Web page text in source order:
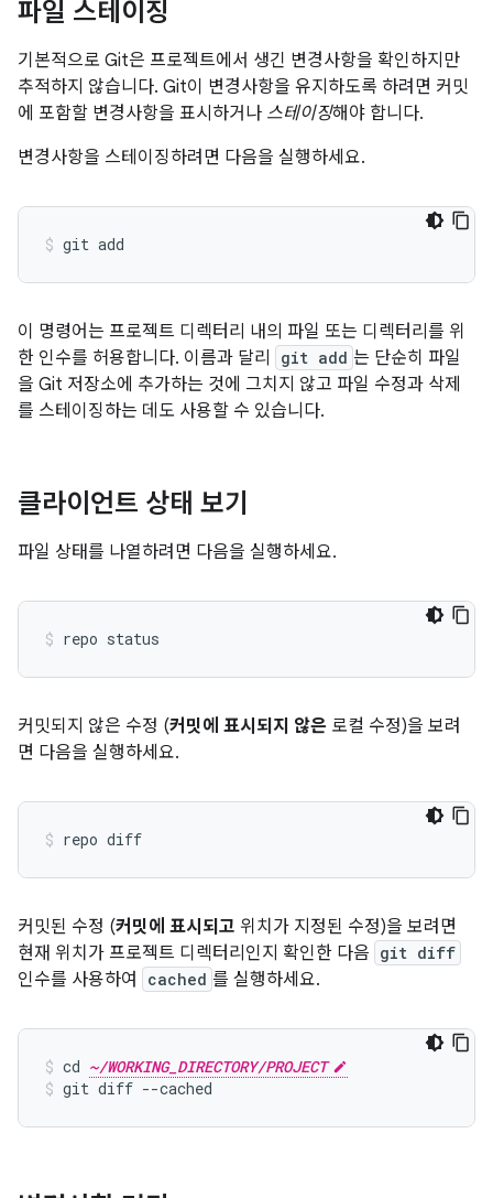
파일 스테이징
기본적으로 Git은 프로젝트에서 생긴 변경사항을 확인하지만
추적하지 않습니다. Git이 변경사항을 유지하도록 하려면 커밋
에 포함할 변경사항을 표시하거나 스테이징해야 합니다.
변경사항을 스테이징하려면 다음을 실행하세요.
이 명령어는 프로젝트 디렉터리 내의 파일 또는 디렉터리를 위
한 인수를 허용합니다. 이름과 달리
git add 는 단순히 파일
을 Git 저장소에 추가하는 것에 그치지 않고 파일 수정과 삭제
를 스테이징하는 데도 사용할 수 있습니다.
클라이언트 상태 보기
파일 상태를 나열하려면 다음을 실행하세요.
커밋되지 않은 수정 (커밋에 표시되지 않은 로컬 수정)을 보려
면 다음을 실행하세요.
커밋된 수정 (커밋에 표시되고 위치가 지정된 수정)을 보려면
현재 위치가 프로젝트 디렉터리인지 확인한 다음 git diff
인수를 사용하여 cached 를 실행하세요.
cd ~/WORKING_DIRECTORY/PROJECT
git diff --cached